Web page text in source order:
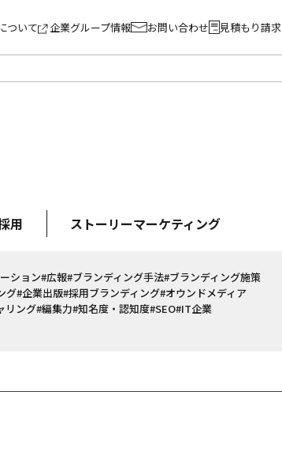
ついて 企業グループ情報 お問い合わせ 見積もり請求
用 ストーリーマーケティング
ション#広報#ブランディング手法#ブランディング施策
グ#企業出版#採用ブランディング#オウンドメディア
リング#編集力#知名度・認知度#SEO#IT企業